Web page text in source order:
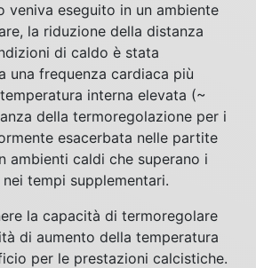
veniva eseguito in un ambiente
la riduzione della distanza
di caldo è stata
una frequenza cardiaca più
interna elevata (~
della termoregolazione per i
esacerbata nelle partite
ambienti caldi che superano i
tempi supplementari.
la capacità di termoregolare
di aumento della temperatura
per le prestazioni calcistiche.